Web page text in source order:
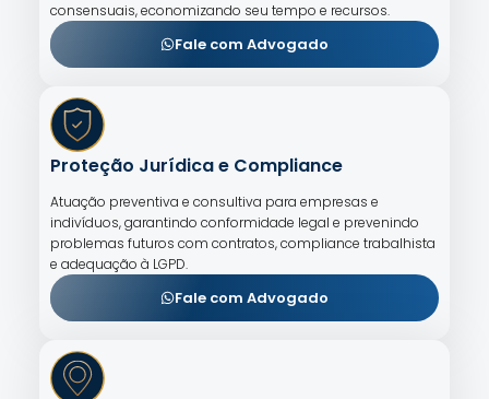
consensuais, economizando seu tempo e recursos.
Fale com Advogado
Proteção Jurídica e Compliance
Atuação preventiva e consultiva para empresas e
indivíduos, garantindo conformidade legal e prevenindo
problemas futuros com contratos, compliance trabalhista
e adequação à LGPD.
Fale com Advogado